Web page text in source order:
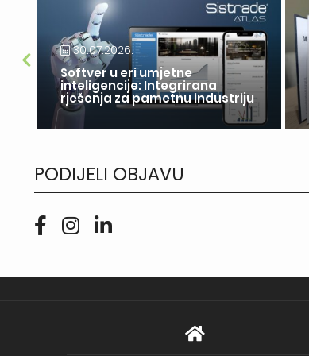
30.07.2026.
Softver u eri umjetne
inteligencije: Integrirana
rješenja za pametnu industriju
PODIJELI OBJAVU